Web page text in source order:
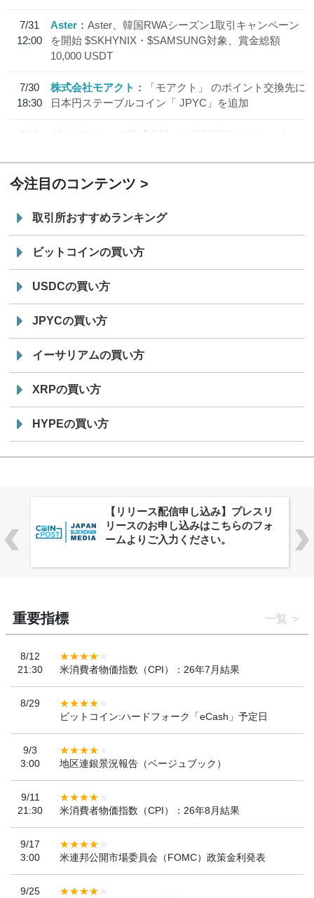
7/31
12:00
Aster
Aster、韓国RWAシーズン1取引キャンペーン
を開始 $SKHYNIX・$SAMSUNG対象、賞金総額
10,000 USDT
7/30
18:30
株式会社モアクト
「モアクト」 のポイント交換先に
日本円ステーブルコイン「 JPYC」を追加
7/29
SBI VCトレード株式会社
信託型円建てステーブル
今注目のコンテンツ
取引所おすすめランキング
ビットコインの買い方
USDCの買い方
JPYCの買い方
イーサリアムの買い方
XRPの買い方
HYPEの買い方
株式会社PlnX、アジア最大級のグロ
ーバルWeb3カンファレンス
「WebX2026」とのコラボレーショ
重要指標 一覧
8/12
21:30
米消費者物価指数（CPI）：26年7月結果
8/29
ビットコイン:ハードフォーク「eCash」予定日
9/3
3:00
地区連銀景況報告（ベージュブック）
9/11
21:30
米消費者物価指数（CPI）：26年8月結果
9/17
3:00
米連邦公開市場委員会（FOMC）政策金利発表
9/25